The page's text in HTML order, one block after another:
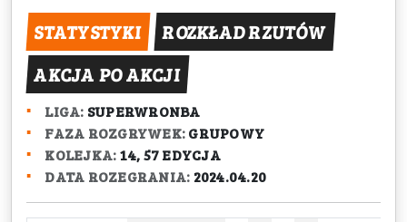
STATYSTYKI
ROZKŁAD RZUTÓW
AKCJA PO AKCJI
LIGA: SUPERWRONBA
FAZA ROZGRYWEK:GRUPOWY
KOLEJKA:14, 57 EDYCJA
DATA ROZEGRANIA: 2024.04.20